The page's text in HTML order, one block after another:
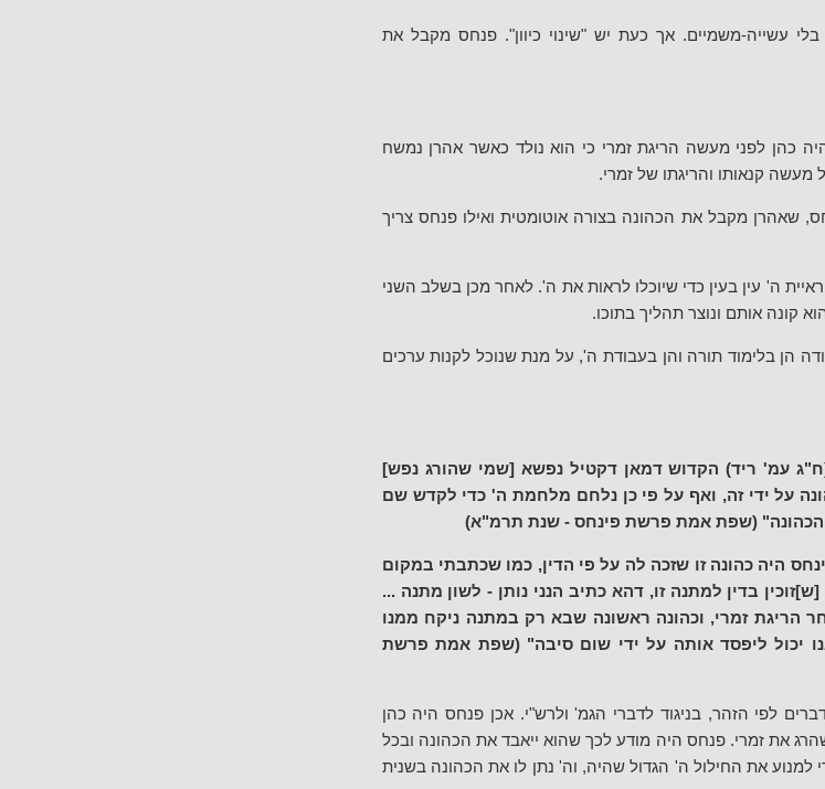
עשייה-משמיים. אך כעת יש "שינוי כיוון". פנחס מקבל את
כהן לפני מעשה הריגת זמרי כי הוא נולד כאשר אהרן נמשח
קנאותו והריגתו של זמרי.
שאהרן מקבל את הכהונה בצורה אוטומטית ואילו פנחס צריך
ה' עין בעין כדי שיוכלו לראות את ה'. לאחר מכן בשלב השני
קונה אותם ונוצר תהליך בתוכו.
הן בלימוד תורה והן בעבודת ה', על מנת שנוכל לקנות ערכים
עמ' ריד) הקדוש דמאן דקטיל נפשא [שמי שהורג נפש]
על ידי זה, ואף על פי כן נלחם מלחמת ה' כדי לקדש שם
הכהונה" (שפת אמת פרשת פינחס - שנת תרמ"א)
היה כהונה זו שזכה לה על פי הדין, כמו שכתבתי במקום
בדין למתנה זו, דהא כתיב הנני נותן - לשון מתנה ...
הריגת זמרי, וכהונה ראשונה שבא רק במתנה ניקח ממנו
יכול ליפסד אותה על ידי שום סיבה" (שפת אמת פרשת
לפי הזהר, בניגוד לדברי הגמ' ולרש"י. אכן פנחס היה כהן
את זמרי. פנחס היה מודע לכך שהוא ייאבד את הכהונה ובכל
את החילול ה' הגדול שהיה, וה' נתן לו את הכהונה בשנית